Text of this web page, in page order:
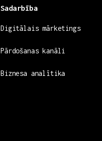
Sadarbība
Digitālais mārketings
Pārdošanas kanāli
Biznesa analītika